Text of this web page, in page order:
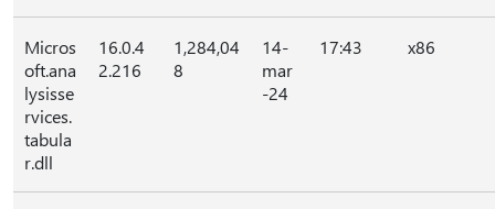
Micros
oft.ana
lysisse
rvices.
tabula
r.dll
16.0.4
2.216
1,284,04
8
14-
mar
-24
17:43 x86